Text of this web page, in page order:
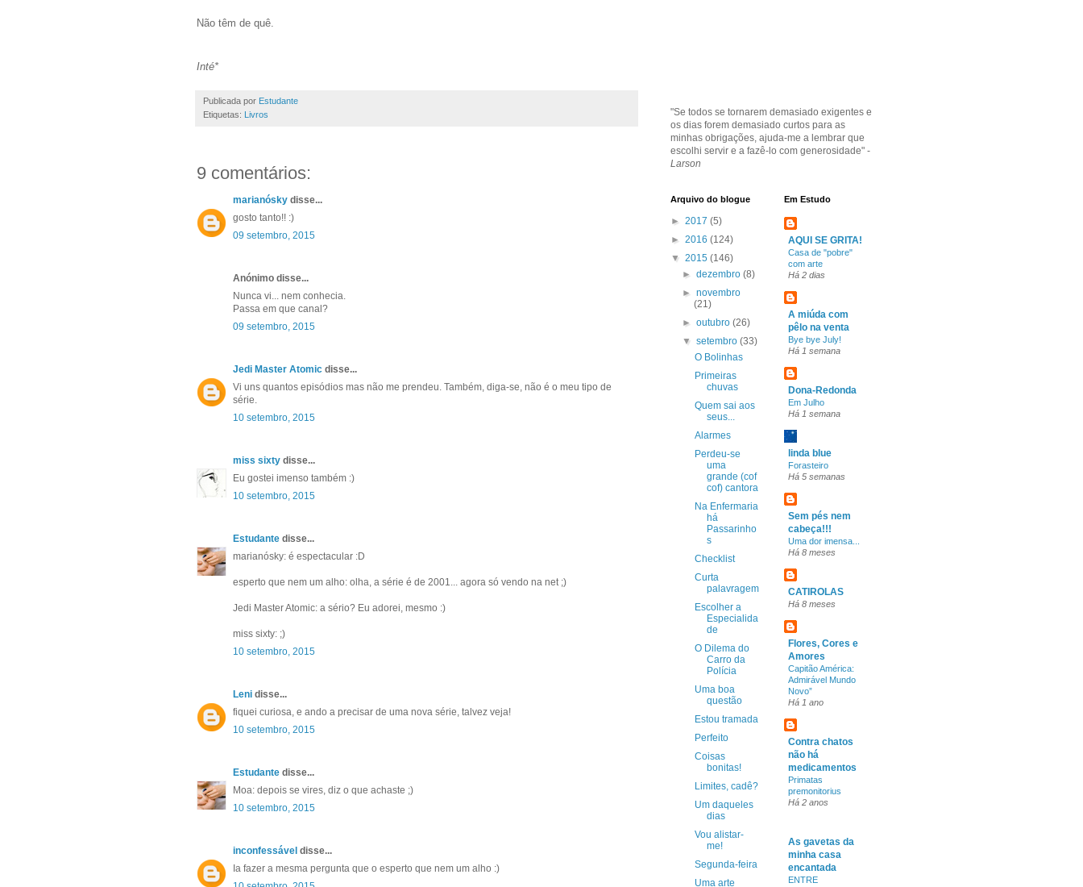
Não têm de quê.
Inté*
Publicada por Estudante
Etiquetas: Livros
9 comentários:
marianósky disse...
gosto tanto!! :)
09 setembro, 2015
Anónimo disse...
Nunca vi... nem conhecia.
Passa em que canal?
09 setembro, 2015
Jedi Master Atomic disse...
Vi uns quantos episódios mas não me prendeu. Também, diga-se, não é o meu tipo de
série.
10 setembro, 2015
miss sixty disse...
Eu gostei imenso também :)
10 setembro, 2015
Estudante disse...
marianósky: é espectacular :D
esperto que nem um alho: olha, a série é de 2001... agora só vendo na net ;)
Jedi Master Atomic: a sério? Eu adorei, mesmo :)
miss sixty: ;)
10 setembro, 2015
Leni disse...
fiquei curiosa, e ando a precisar de uma nova série, talvez veja!
10 setembro, 2015
Estudante disse...
Moa: depois se vires, diz o que achaste ;)
10 setembro, 2015
inconfessável disse...
Ia fazer a mesma pergunta que o esperto que nem um alho :)
"Se todos se tornarem demasiado exigentes e
os dias forem demasiado curtos para as
minhas obrigações, ajuda-me a lembrar que
escolhi servir e a fazê-lo com generosidade" -
Larson
Arquivo do blogue
► 2017 (5)
► 2016 (124)
▼ 2015 (146)
►dezembro(8)
►novembro
(21)
►outubro(26)
▼setembro(33)
O Bolinhas
Primeiras
chuvas
Quem sai aos
seus...
Alarmes
Perdeu-se
uma
grande (cof
cof) cantora
Na Enfermaria
há
Passarinho
s
Checklist
Curta
palavragem
Escolher a
Especialida
de
O Dilema do
Carro da
Polícia
Uma boa
questão
Estou tramada
Perfeito
Coisas
bonitas!
Limites, cadê?
Um daqueles
dias
Vou alistar-
me!
Segunda-feira
Uma arte
Em Estudo
AQUI SE GRITA!
Casa de "pobre"
com arte
Há 2 dias
A miúda com
pêlo na venta
Bye bye July!
Há 1 semana
Dona-Redonda
Em Julho
Há 1 semana
linda blue
Forasteiro
Há 5 semanas
Sem pés nem
cabeça!!!
Uma dor imensa...
Há 8 meses
CATIROLAS
Há 8 meses
Flores, Cores e
Amores
Capitão América:
Admirável Mundo
Novo”
Há 1 ano
Contra chatos
não há
medicamentos
Primatas
premonitorius
Há 2 anos
As gavetas da
minha casa
encantada
ENTRE